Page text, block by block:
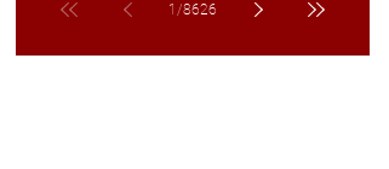
1 /8626